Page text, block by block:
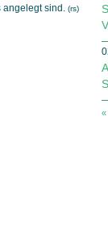
angelegt sind. (rs)
«